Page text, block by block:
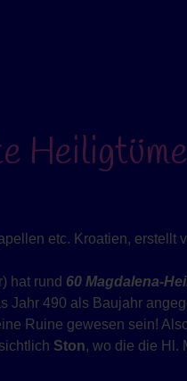
etc. Kroatien, erstellt
hat rund 60 Magdalena-
Jahr 490 als Baujahr
Ruine gewesen sein!
Ston, wo die die Hl.